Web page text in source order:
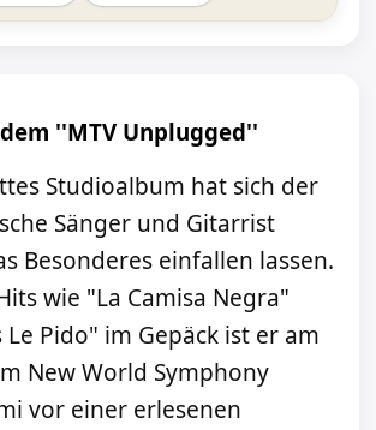
''MTV Unplugged''
Studioalbum hat sich der
Sänger und Gitarrist
Besonderes einfallen lassen.
wie "La Camisa Negra"
Le Pido" im Gepäck ist er am
New World Symphony
vor einer erlesenen